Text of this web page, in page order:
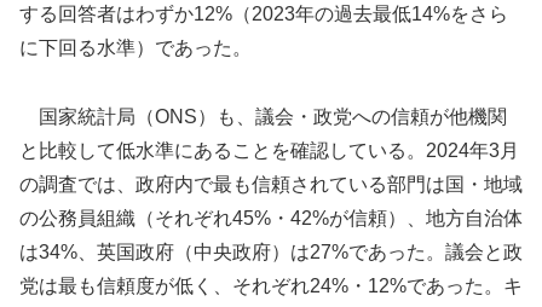
する回答者はわずか12%（2023年の過去最低14%をさら
に下回る水準）であった。
国家統計局（ONS）も、議会・政党への信頼が他機関
と比較して低水準にあることを確認している。2024年3月
の調査では、政府内で最も信頼されている部門は国・地域
の公務員組織（それぞれ45%・42%が信頼）、地方自治体
は34%、英国政府（中央政府）は27%であった。議会と政
党は最も信頼度が低く、それぞれ24%・12%であった。キ